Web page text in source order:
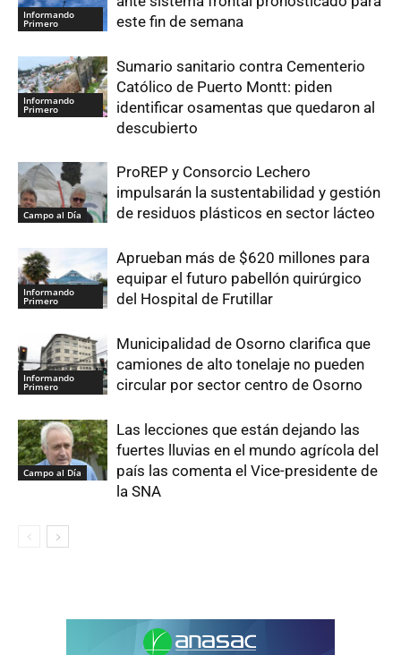
Informando
Primero
este fin de semana
Informando
Primero
Sumario sanitario contra Cementerio
Católico de Puerto Montt: piden
identificar osamentas que quedaron al
descubierto
Campo al Día
ProREP y Consorcio Lechero
impulsarán la sustentabilidad y gestión
de residuos plásticos en sector lácteo
Informando
Primero
Aprueban más de $620 millones para
equipar el futuro pabellón quirúrgico
del Hospital de Frutillar
Informando
Primero
Municipalidad de Osorno clarifica que
camiones de alto tonelaje no pueden
circular por sector centro de Osorno
Campo al Día
Las lecciones que están dejando las
fuertes lluvias en el mundo agrícola del
país las comenta el Vice-presidente de
la SNA